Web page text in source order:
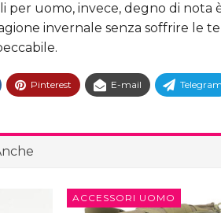
per uomo, invece, degno di
invernale senza soffrire le
Pinterest E-mail Telegram
ACCESSORI UOMO